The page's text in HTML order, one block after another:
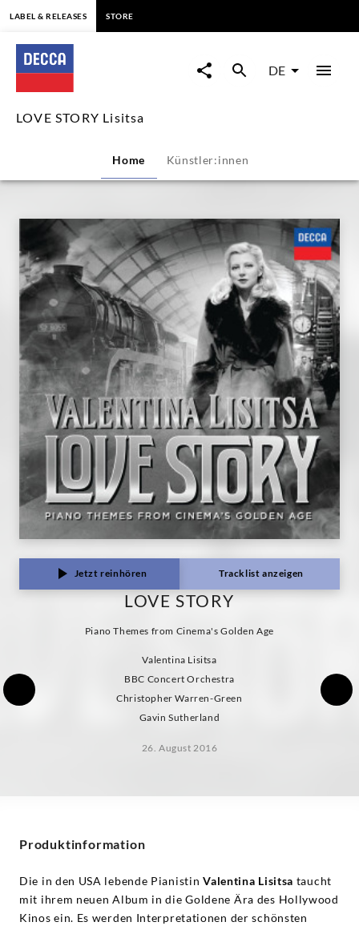
LOVE
STORY
Lisitsa
Decca
Classics
LABEL & RELEASES STORE
DE
LOVE STORY Lisitsa
Home Künstler:innen
Jetzt reinhören Tracklist anzeigen
LOVE STORY
Piano Themes from Cinema's Golden Age
Valentina Lisitsa
BBC Concert Orchestra
Christopher Warren-Green
Gavin Sutherland
26. August 2016
Produktinformation
Die in den USA lebende PianistinValentina Lisitsa taucht
mit ihrem neuen Album in die Goldene Ära des Hollywood
Kinos ein. Es werden Interpretationen der schönsten